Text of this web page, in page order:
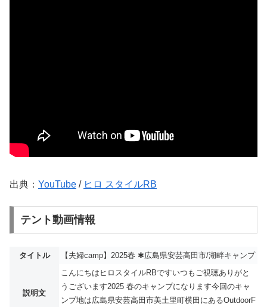
出典： YouTube / ヒロ スタイルRB
テント動画情報
タイトル 【夫婦camp】2025春 ✱広島県安芸高田市/湖畔キャンプ
説明文
こんにちはヒロスタイルRBですいつもご視聴ありがと
うございます2025 春のキャンプになります今回のキャ
ンプ地は広島県安芸高田市美土里町横田にあるOutdoorF